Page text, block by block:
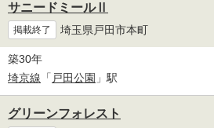
サニードミールⅡ
掲載終了 埼玉県戸田市本町
築30年
埼京線 「 戸田公園 」駅
グリーンフォレスト